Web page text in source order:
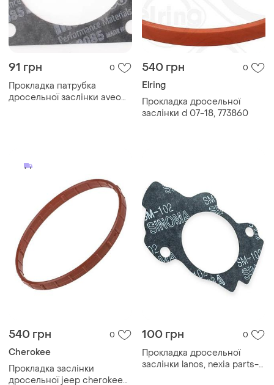
91 грн 0
Прокладка патрубка
дросельної заслінки aveo
540 грн 0
Elring
Прокладка дросельної
заслінки d 07-18, 773860
540 грн 0
Cherokee
Прокладка заслінки
дросельної jeep cherokee
100 грн 0
Прокладка дросельної
заслінки lanos, nexia parts-